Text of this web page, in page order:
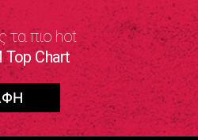
τα πιο hot
Top Chart